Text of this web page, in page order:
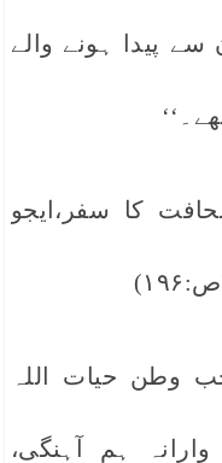
پیدا ہونے والے
کا سفر،ایجو
وطن حیات اللہ
ہم آہنگی،